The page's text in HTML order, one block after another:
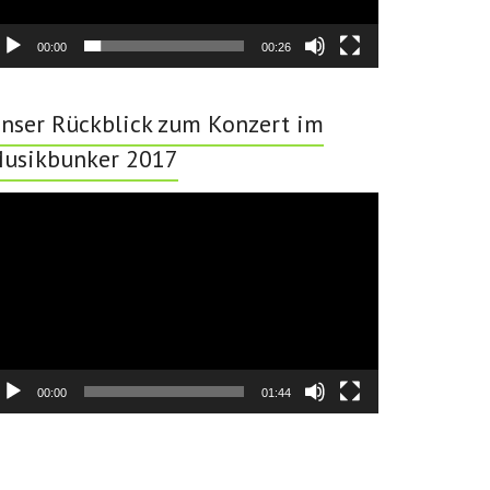
00:00 00:26
Rückblick zum Konzert im
2017
00:00 01:44